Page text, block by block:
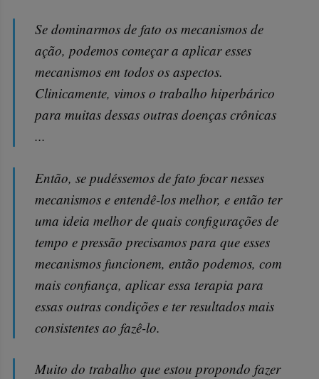
Se dominarmos de fato os mecanismos de
ação, podemos começar a aplicar esses
mecanismos em todos os aspectos.
Clinicamente, vimos o trabalho hiperbárico
para muitas dessas outras doenças crônicas
...
Então, se pudéssemos de fato focar nesses
mecanismos e entendê-los melhor, e então ter
uma ideia melhor de quais configurações de
tempo e pressão precisamos para que esses
mecanismos funcionem, então podemos, com
mais confiança, aplicar essa terapia para
essas outras condições e ter resultados mais
consistentes ao fazê-lo.
Muito do trabalho que estou propondo fazer